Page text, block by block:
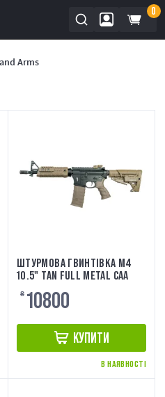
0
Arms
ШТУРМОВА ГВИНТІВКА M4
10.5" TAN FULL METAL CAA
₴ 10800
КУПИТИ
В НАЯВНОСТІ